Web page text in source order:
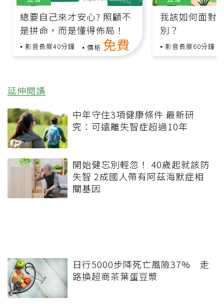
總要自己來才安心? 照顧不
是拼命，而是懂得佈局！
影音長度40分鐘 價格 免費
我該如何面對
別？
影音長度60分鐘
延伸閱讀
中年守住3項健康條件 最新研
究：可遠離失智症超過10年
開始健忘別輕忽！ 40歲起就該防
失智 2成國人帶有阿茲海默症相
關基因
日行5000步降死亡風險37% 走
路換超商茶葉蛋豆漿